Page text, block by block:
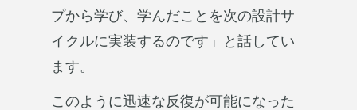
プから学び、学んだことを次の設計サ
イクルに実装するのです」と話してい
ます。
このように迅速な反復が可能になった